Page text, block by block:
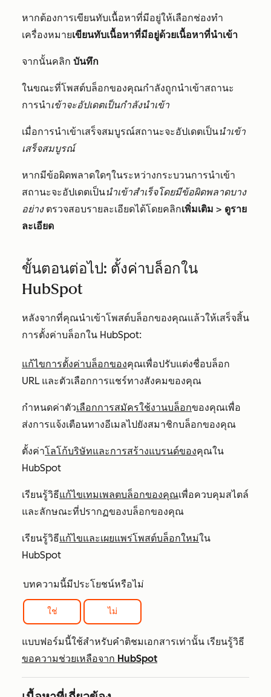
หากต้องการเขียนทับเนื้อหาที่มีอยู่ให้เลือกช่องทำ
เครื่องหมายเขียนทับเนื้อหาที่มีอยู่ด้วยเนื้อหาที่นำเข้า
จากนั้นคลิก บันทึก
ในขณะที่โพสต์บล็อกของคุณกำลังถูกนำเข้าสถานะ
การนำเข้าจะอัปเดตเป็นกำลังนำเข้า
เมื่อการนำเข้าเสร็จสมบูรณ์สถานะจะอัปเดตเป็นนำเข้า
เสร็จสมบูรณ์
หากมีข้อผิดพลาดใดๆในระหว่างกระบวนการนำเข้า
สถานะจะอัปเดตเป็นนำเข้าสำเร็จโดยมีข้อผิดพลาดบาง
อย่างตรวจสอบรายละเอียดได้โดยคลิกเพิ่มเติม > ดูราย
ละเอียด
ขั้นตอนต่อไป: ตั้งค่าบล็อกใน
HubSpot
หลังจากที่คุณนำเข้าโพสต์บล็อกของคุณแล้วให้เสร็จสิ้น
การตั้งค่าบล็อกใน HubSpot:
แก้ไขการตั้งค่าบล็อกของคุณเพื่อปรับแต่งชื่อบล็อก
URL และตัวเลือกการแชร์ทางสังคมของคุณ
กำหนดค่าตัวเลือกการสมัครใช้งานบล็อกของคุณเพื่อ
ส่งการแจ้งเตือนทางอีเมลไปยังสมาชิกบล็อกของคุณ
ตั้งค่าโลโก้บริษัทและการสร้างแบรนด์ของคุณใน
HubSpot
เรียนรู้วิธีแก้ไขเทมเพลตบล็อกของคุณเพื่อควบคุมสไตล์
และลักษณะที่ปรากฏของบล็อกของคุณ
เรียนรู้วิธีแก้ไขและเผยแพร่โพสต์บล็อกใหม่ใน
HubSpot
บทความนี้มีประโยชน์หรือไม่
ใช่ ไม่
แบบฟอร์มนี้ใช้สำหรับคำติชมเอกสารเท่านั้น เรียนรู้วิธี
ขอความช่วยเหลือจาก HubSpot